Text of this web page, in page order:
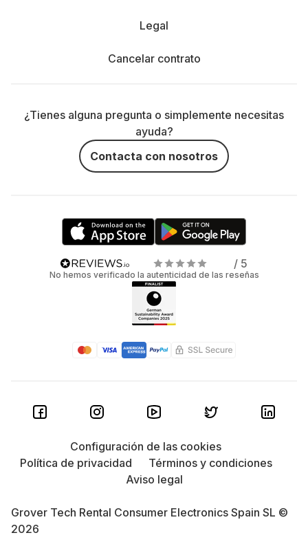
Legal
Cancelar contrato
¿Tienes alguna pregunta o simplemente necesitas
ayuda?
Contacta con nosotros
/ 5
No hemos verificado la autenticidad de las reseñas
Grover Tech Rental Consumer Electronics Spain SL ©
2026
Configuración de las cookies
Política de privacidad
Términos y condiciones
Aviso legal